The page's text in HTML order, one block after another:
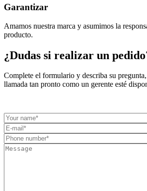
Garantizar
Amamos nuestra marca y asumimos la
producto.
¿Dudas si realizar un
Complete el formulario y describa su
llamada tan pronto como un gerente esté